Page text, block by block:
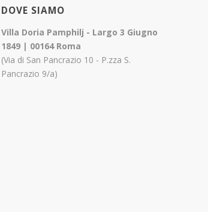
DOVE SIAMO
Villa Doria Pamphilj - Largo 3 Giugno
1849 | 00164 Roma
(Via di San Pancrazio 10 - P.zza S.
Pancrazio 9/a)